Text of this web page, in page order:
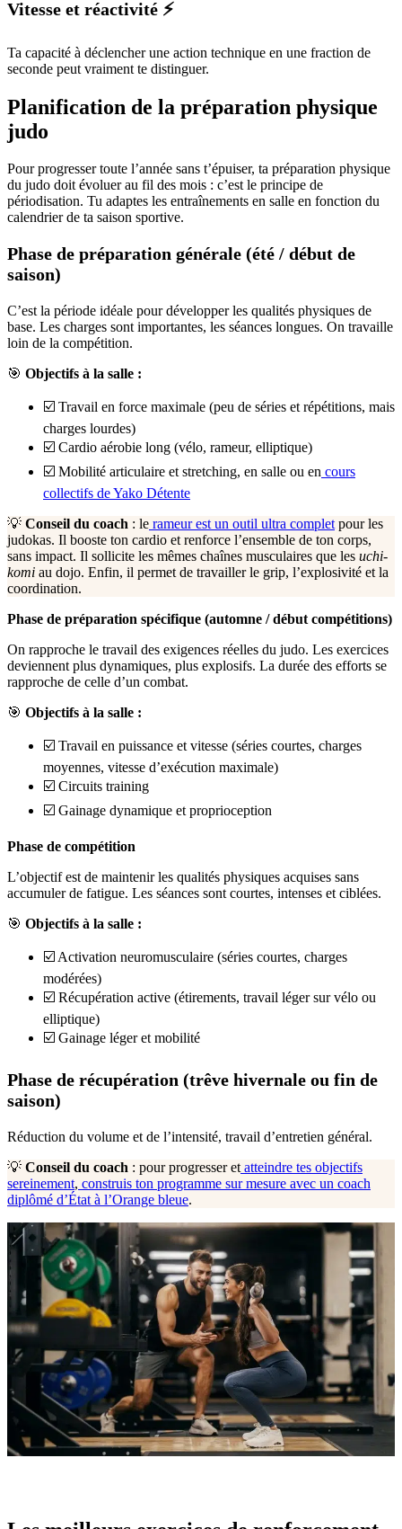
Vitesse et réactivité ⚡
Ta capacité à déclencher une action technique en une fraction de
seconde peut vraiment te distinguer.
Planification de la préparation physique
judo
Pour progresser toute l’année sans t’épuiser, ta préparation physique
du judo doit évoluer au fil des mois : c’est le principe de
périodisation. Tu adaptes les entraînements en salle en fonction du
calendrier de ta saison sportive.
Phase de préparation générale (été / début de
saison)
C’est la période idéale pour développer les qualités physiques de
base. Les charges sont importantes, les séances longues. On travaille
loin de la compétition.
🎯 Objectifs à la salle :
☑️ Travail en force maximale (peu de séries et répétitions, mais
charges lourdes)
☑️ Cardio aérobie long (vélo, rameur, elliptique)
☑️ Mobilité articulaire et stretching, en salle ou en cours
collectifs de Yako Détente
💡 Conseil du coach : le rameur est un outil ultra completpour les
judokas. Il booste ton cardio et renforce l’ensemble de ton corps,
sans impact. Il sollicite les mêmes chaînes musculaires que les uchi-
komi au dojo. Enfin, il permet de travailler le grip, l’explosivité et la
coordination.
Phase de préparation spécifique (automne / début compétitions)
On rapproche le travail des exigences réelles du judo. Les exercices
deviennent plus dynamiques, plus explosifs. La durée des efforts se
rapproche de celle d’un combat.
🎯 Objectifs à la salle :
☑️ Travail en puissance et vitesse (séries courtes, charges
moyennes, vitesse d’exécution maximale)
☑️ Circuits training
☑️ Gainage dynamique et proprioception
Phase de compétition
L’objectif est de maintenir les qualités physiques acquises sans
accumuler de fatigue. Les séances sont courtes, intenses et ciblées.
🎯 Objectifs à la salle :
☑️ Activation neuromusculaire (séries courtes, charges
modérées)
☑️ Récupération active (étirements, travail léger sur vélo ou
elliptique)
☑️ Gainage léger et mobilité
Phase de récupération (trêve hivernale ou fin de
saison)
Réduction du volume et de l’intensité, travail d’entretien général.
💡 Conseil du coach : pour progresser etatteindre tes objectifs
sereinement, construis ton programme sur mesure avec un coach
diplômé d’État à l’Orange bleue.